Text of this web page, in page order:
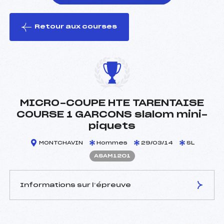
le ski
Retour aux courses
MICRO-COUPE HTE TARENTAISE
COURSE 1 GARCONS slalom mini-
piquets
MONTCHAVIN Hommes 29/03/14 SL
ASAM1201
Informations sur l’épreuve